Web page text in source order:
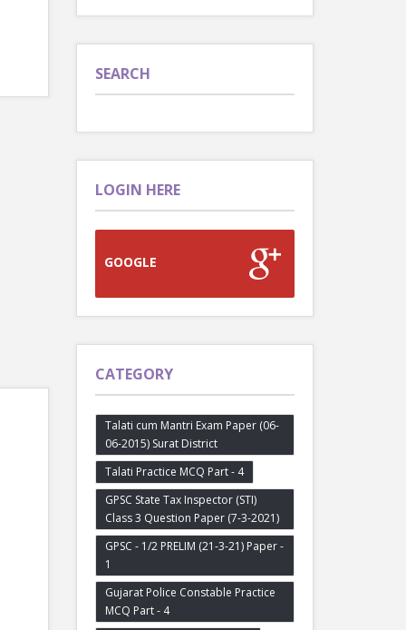
SEARCH
LOGIN HERE
GOOGLE
CATEGORY
Talati cum Mantri Exam Paper (06-
06-2015) Surat District
Talati Practice MCQ Part - 4
GPSC State Tax Inspector (STI)
Class 3 Question Paper (7-3-2021)
GPSC - 1/2 PRELIM (21-3-21) Paper -
1
Gujarat Police Constable Practice
MCQ Part - 4